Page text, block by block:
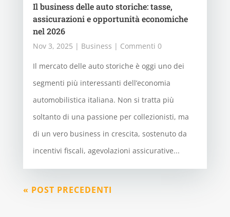
Il business delle auto storiche: tasse,
assicurazioni e opportunità economiche
nel 2026
Nov 3, 2025 | Business | Commenti 0
Il mercato delle auto storiche è oggi uno dei
segmenti più interessanti dell’economia
automobilistica italiana. Non si tratta più
soltanto di una passione per collezionisti, ma
di un vero business in crescita, sostenuto da
incentivi fiscali, agevolazioni assicurative...
« POST PRECEDENTI